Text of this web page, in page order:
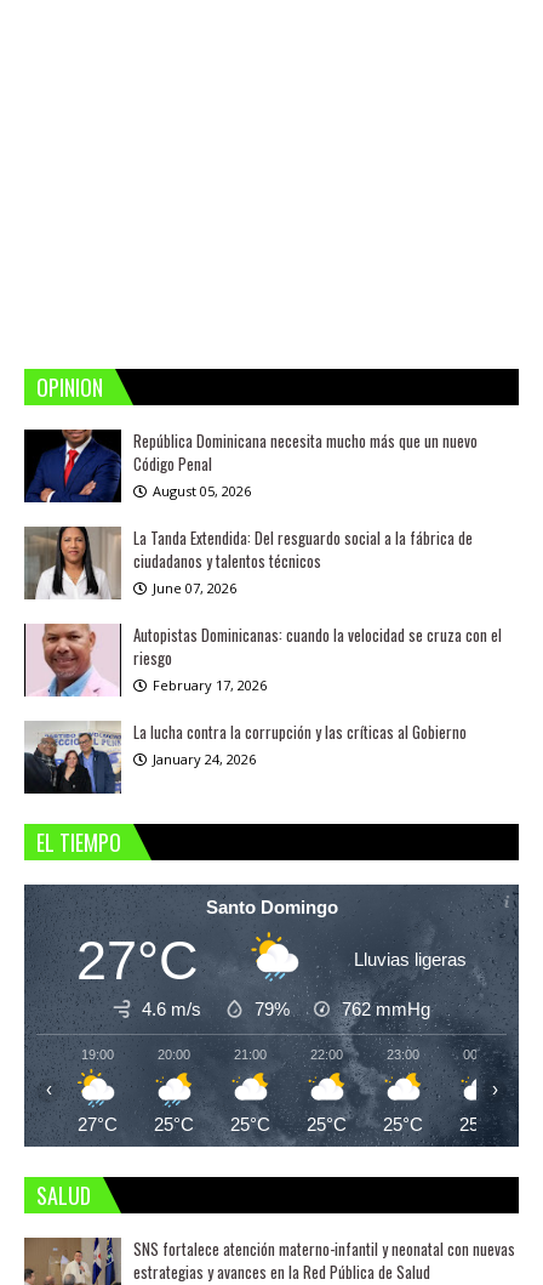
OPINION
República Dominicana necesita mucho más que un nuevo
Código Penal
August 05, 2026
La Tanda Extendida: Del resguardo social a la fábrica de
ciudadanos y talentos técnicos
June 07, 2026
Autopistas Dominicanas: cuando la velocidad se cruza con el
riesgo
February 17, 2026
La lucha contra la corrupción y las críticas al Gobierno
January 24, 2026
EL TIEMPO
Santo Domingo
27°C Lluvias ligeras
4.6 m/s 79% 762mmHg
19:00
27°C
20:00
25°C
21:00
25°C
22:00
25°C
23:00
25°C
00:00
25°C
‹ ›
SALUD
SNS fortalece atención materno-infantil y neonatal con nuevas
estrategias y avances en la Red Pública de Salud